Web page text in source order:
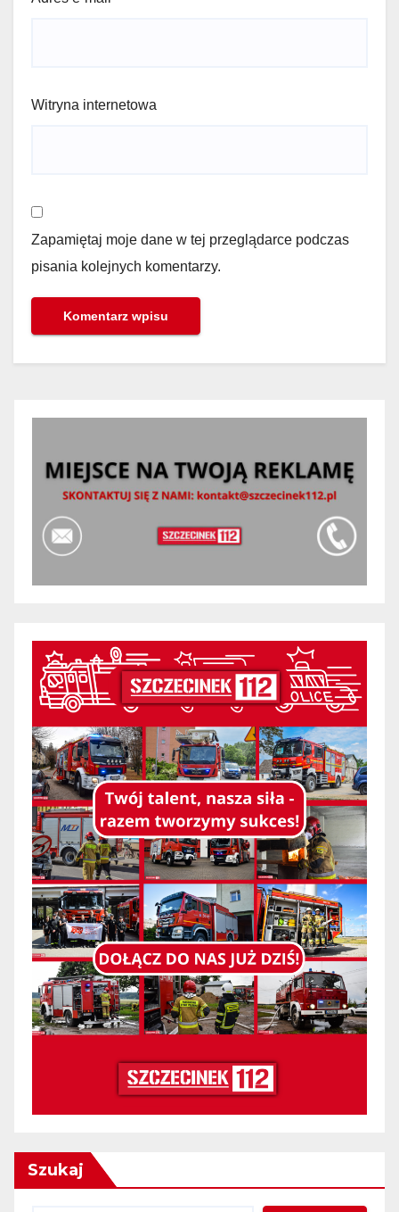
Witryna internetowa
Zapamiętaj moje dane w tej przeglądarce podczas
pisania kolejnych komentarzy.
Szukaj